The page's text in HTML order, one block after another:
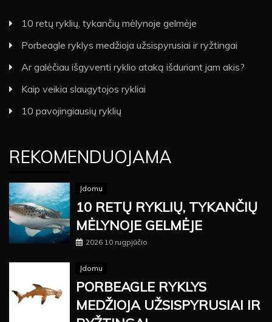
10 retų ryklių, tykančių mėlynoje gelmėje
Porbeagle ryklys medžioja užsispyrusiai ir ryžtingai
Ar galėčiau išgyventi ryklio ataką išduriant jam akis?
Kaip veikia slaugytojos rykliai
10 pavojingiausių ryklių
REKOMENDUOJAMA
Įdomu
10 RETŲ RYKLIŲ, TYKANČIŲ
MĖLYNOJE GELMĖJE
2026 10 rugpjūčio
Įdomu
PORBEAGLE RYKLYS
MEDŽIOJA UŽSISPYRUSIAI IR